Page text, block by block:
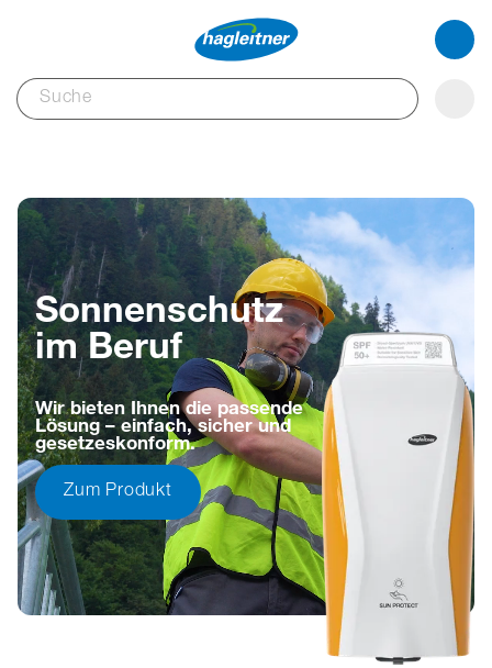
Sonnenschutz
im Beruf
Wir bieten Ihnen die passende
Lösung – einfach, sicher und
gesetzeskonform.
Zum Produkt